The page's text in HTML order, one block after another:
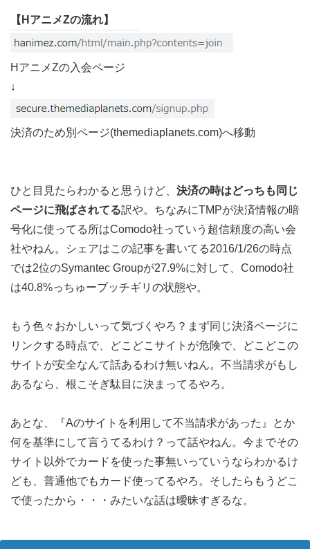
【HアニメZの流れ】
HアニメZの入会ページ
↓
決済のため別ページ(themediaplanets.com)へ移動
ひと目見たらわかると思うけど、 決済の時はどっちも同じ
ページに飛ばされてる訳や。ちなみにTMPが決済情報の暗
号化に使ってる所はComodo社っていう超信頼度の高い会
社やねん。シェアはこの記事を書いてる2016/1/26の時点
では2位のSymantec Groupが27.9%に対して、Comodo社
は40.8%っちゅーブッチギリの状態や。
もう色々おかしいって気づくやろ？まず同じ決済ページに
リンクする時点で、どこどこサイトが危険で、どこどこの
サイトが安全なんて話あるわけ無いねん。不当請求がもし
あるなら、根こそぎ駄目に決まってるやろ。
あとな、『Aのサイトを利用して不当請求があった』とか
何を基準にして言うてるわけ？って話やねん。今までその
サイト以外でカードを使った事無いっていうならわかるけ
ども、普通他でもカード使ってるやろ。そしたらもうどこ
で使ったから・・・みたいな話は曖昧すぎるな。